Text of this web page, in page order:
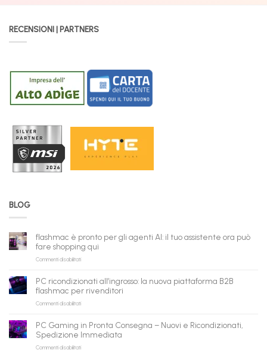
RECENSIONI | PARTNERS
BLOG
flashmac è pronto per gli agenti AI: il tuo assistente ora può
fare shopping qui
Commenti disabilitatisu
pronto
per
gli
AI:
il
tuo
assistente
PC ricondizionati all’ingrosso: la nuova piattaforma B2B
flashmac per rivenditori
Commenti disabilitatisu
ricondizionati
all’ingrosso:
la
nuova
PC Gaming in Pronta Consegna – Nuovi e Ricondizionati,
Spedizione Immediata
Commenti disabilitatisu